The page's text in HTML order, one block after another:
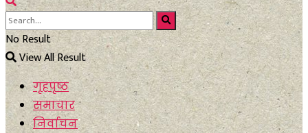
No Result
View All Result
गृहपृष्ठ
समाचार
निर्वाचन